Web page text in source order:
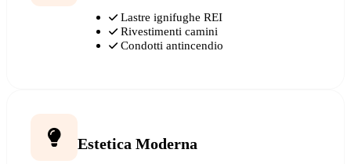
Lastre ignifughe REI
Rivestimenti camini
Condotti antincendio
Estetica Moderna